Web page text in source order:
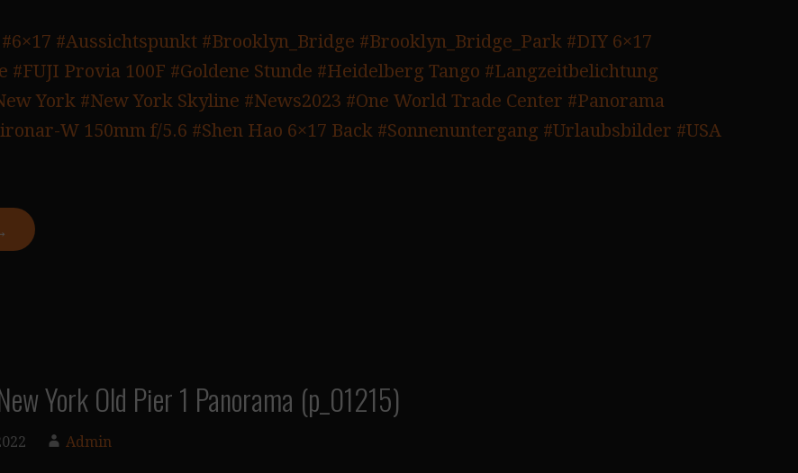
#6×17 #Aussichtspunkt #Brooklyn_Bridge #Brooklyn_Bridge_Park #DIY 6×17
#FUJI Provia 100F #Goldene Stunde #Heidelberg Tango #Langzeitbelichtung
York #New York Skyline #News2023 #One World Trade Center #Panorama
W 150mm f/5.6 #Shen Hao 6×17 Back #Sonnenuntergang #Urlaubsbilder #USA
York Old Pier 1 Panorama (p_01215)
Admin